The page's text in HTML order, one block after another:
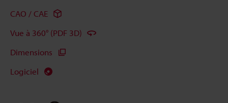
CAO / CAE
Vue à 360° (PDF 3D)
Dimensions
Logiciel